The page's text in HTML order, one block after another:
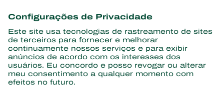
informações
Assine aqui
Parceiros com a natureza